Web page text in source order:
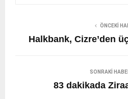
ÖNCEKI
Halkbank, Cizre’den
SONRAKI
83 dakikada